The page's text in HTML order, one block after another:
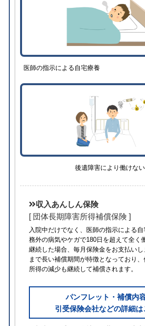
医師の指示による自宅療養
後遺障害により働けない
収入あんしん保険
[ 団体長期障害所得補償保険 ]
入院中だけでなく、医師の指示による
務外の病気やケガで180日を超えて全く
継続した場合、毎月保険金をお支払い
まで長い補償期間が特徴となっており
所得の減少も継続して補償されます。
パンフレット・補償内
引受保険会社などの詳細は